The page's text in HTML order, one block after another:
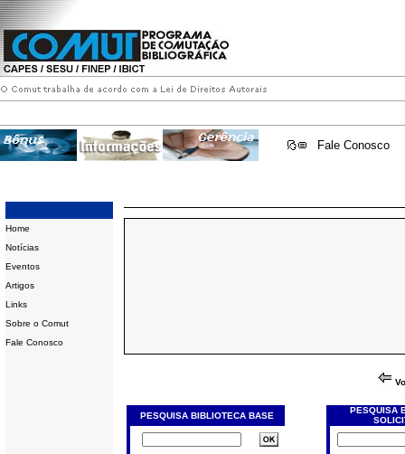
Fale Conosco
Home
Notícias
Eventos
Artigos
Links
Sobre o Comut
Fale Conosco
PESQUISA BIBLIOTECA BASE
PESQUISA